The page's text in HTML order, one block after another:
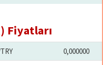
Fiyatları
0,000000